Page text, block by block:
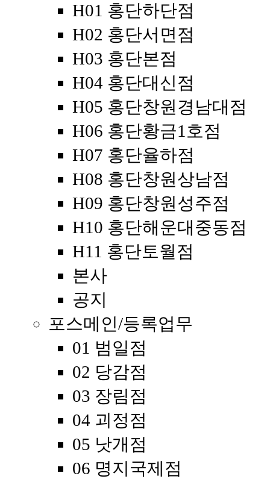
H01 홍단하단점
H02 홍단서면점
H03 홍단본점
H04 홍단대신점
H05 홍단창원경남대점
H06 홍단황금1호점
H07 홍단율하점
H08 홍단창원상남점
H09 홍단창원성주점
H10 홍단해운대중동점
H11 홍단토월점
본사
공지
포스메인/등록업무
01 범일점
02 당감점
03 장림점
04 괴정점
05 낫개점
06 명지국제점